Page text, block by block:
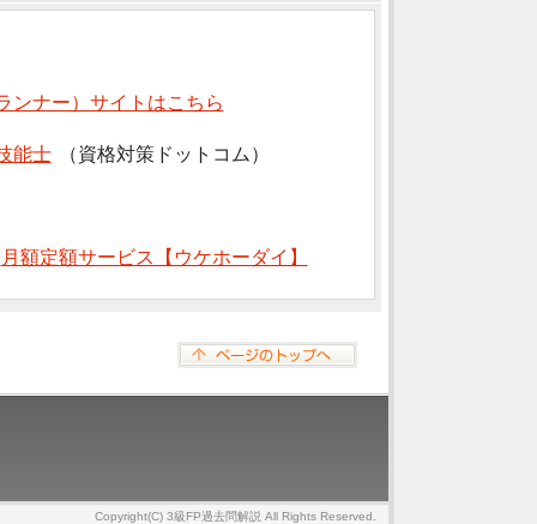
ンナー）サイトはこちら
能士 （資格対策ドットコム）
月額定額サービス【ウケホーダイ】
Copyright(C) 3級FP過去問解説 All Rights Reserved.